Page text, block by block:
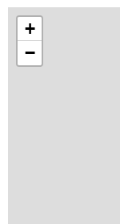
+
−